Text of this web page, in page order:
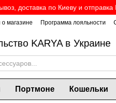
доставка по Киеву и отправка
магазине Программа лояльности
KARYA в Украине
Портмоне Кошельки